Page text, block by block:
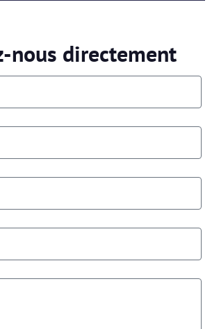
nous directement